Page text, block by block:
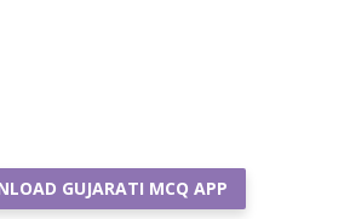
GUJARATI MCQ APP